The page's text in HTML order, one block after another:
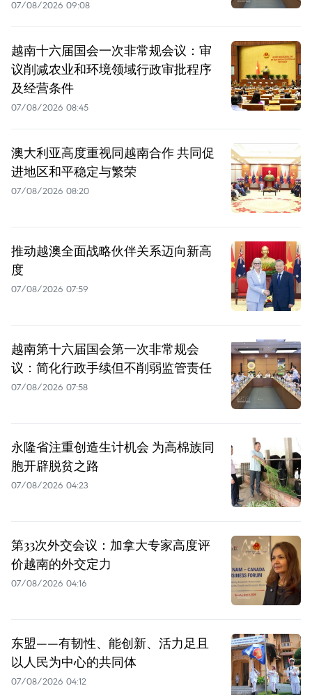
07/08/2026 09:08
越南十六届国会一次非常规会议：审
议削减农业和环境领域行政审批程序
及经营条件
07/08/2026 08:45
澳大利亚高度重视同越南合作 共同促
进地区和平稳定与繁荣
07/08/2026 08:20
推动越澳全面战略伙伴关系迈向新高
度
07/08/2026 07:59
越南第十六届国会第一次非常规会
议：简化行政手续但不削弱监管责任
07/08/2026 07:58
永隆省注重创造生计机会 为高棉族同
胞开辟脱贫之路
07/08/2026 04:23
第33次外交会议：加拿大专家高度评
价越南的外交定力
07/08/2026 04:16
东盟——有韧性、能创新、活力足且
以人民为中心的共同体
07/08/2026 04:12